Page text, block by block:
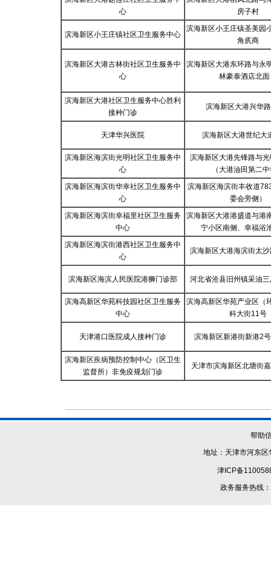
心
房子村
滨海新区小王庄镇社区卫生服务中心
滨海新区小王庄镇圣美园
角㡳商
滨海新区大港古林街社区卫生服务中
心
滨海新区大港东环路与永
林豪泰酒店北
滨海新区大港社区卫生服务中心胜利
接种门诊
滨海新区大港兴华
天津华兴医院 滨海新区大港世纪大
滨海新区海滨街光明社区卫生服务中
心
滨海新区大港先锋路与
（大港油田第二
滨海新区海滨街华幸社区卫生服务中
心
滨海新区海滨街丰收道
委会旁侧）
滨海新区海滨街幸福里社区卫生服务
中心
滨海新区大港港盛道与港
宁小区南侧、幸福浴
滨海新区海滨街港西社区卫生服务中
心
滨海新区大港海滨街太
滨海新区海滨人民医院港狮门诊部 河北省沧县旧州镇采油
滨海高新区华苑科技园社区卫生服务
中心
滨海高新区华苑产业区（
科大街11号
天津港口医院成人接种门诊 滨海新区新港街新港2
滨海新区疾病预防控制中心（区卫生
监督所）非免疫规划门诊
天津市滨海新区北塘街
帮助
地址：天津市河
津ICP备
政务服务热线